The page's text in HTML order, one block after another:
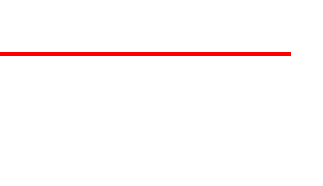
Denny O'Neil, Alan
Kirby, Dick Dillin, Klaus
auténticas leyendas del
manos pasó el carismático
tomo rendimos tributo a sus
historias inolvidables
tan señalado acontecimiento.
Finger, Dennis O´Neil, Mike
Scott Beatty